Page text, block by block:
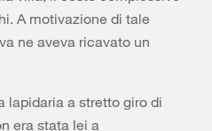
A motivazione di tale
ne aveva ricavato un
lapidaria a stretto giro di
era stata lei a